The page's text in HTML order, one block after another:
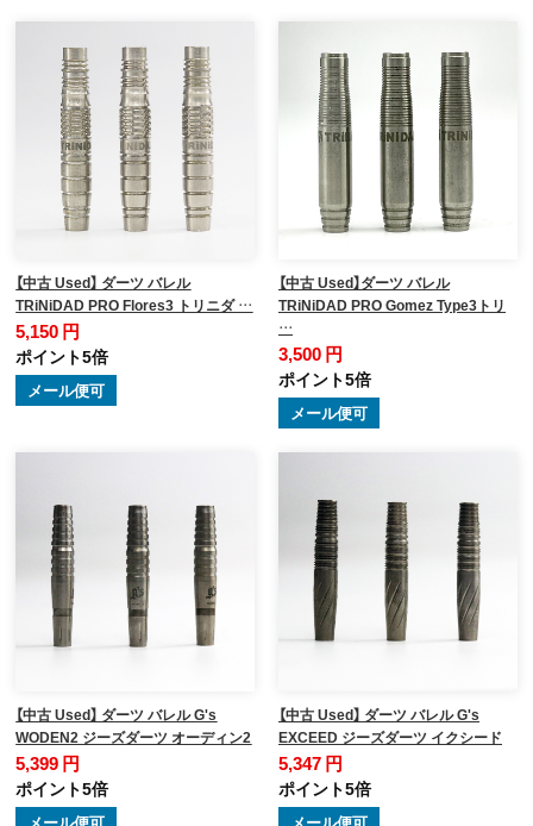
【中古 Used】 ダーツ バレル
TRiNiDAD PRO Flores3 トリニダ …
5,150 円
ポイント5倍
メール便可
【中古 Used】ダーツ バレル
TRiNiDAD PRO Gomez Type3トリ
…
3,500 円
ポイント5倍
メール便可
【中古 Used】 ダーツ バレル G's
WODEN2 ジーズダーツ オーディン2
5,399 円
ポイント5倍
【中古 Used】 ダーツ バレル G's
EXCEED ジーズダーツ イクシード
5,347 円
ポイント5倍